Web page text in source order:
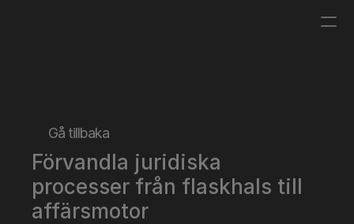
Gå tillbaka
Förvandla juridiska
processer från flaskhals till
affärsmotor